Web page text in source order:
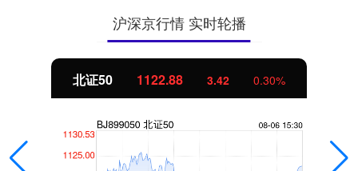
沪深京行情 实时轮播
北证50 1122.88 3.42 0.30%